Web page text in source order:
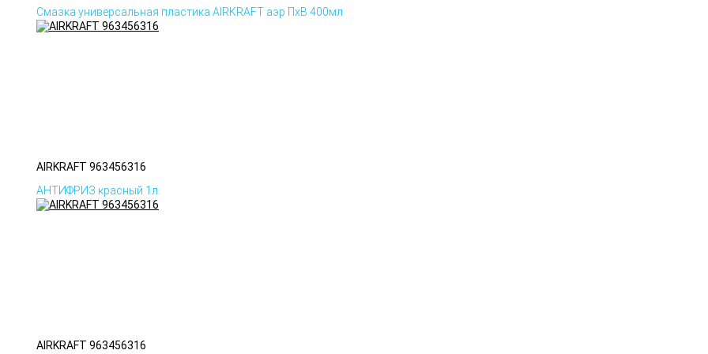
Смазка универсальная пластика AIRKRAFT аэр ПхВ 400мл
AIRKRAFT 963456316
АНТИФРИЗ красный 1л.
AIRKRAFT 963456316